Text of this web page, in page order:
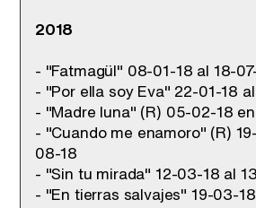
2018
- "Fatmagül" 08-01-18 al 18-
- "Por ella soy Eva" 22-01-18
- "Madre luna" (R) 05-02-18
- "Cuando me enamoro" (R)
08-18
- "Sin tu mirada" 12-03-18 al
- "En tierras salvajes" 19-03-